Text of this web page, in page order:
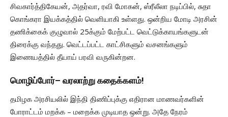
சிவகார்த்திகேயன், அதர்வா, ரவி மோகன், ஸ்ரீலீலா நடிப்பில், சுதா
கொங்கரா இயக்கத்தில் வெளியாகி உள்ளது. ஒன்றிய மோடி அரசின்
தணிக்கைக் குழுவால் 25க்கும் மேற்பட்ட வெட்டுக்காயங்களுடன்
திரைக்கு வந்தது. வெட்டப்பட்ட காட்சிகளும் வசனங்களும்
இணையத்தில் தீயாய் பரவி வருகின்றன.
மொழிப்போர்– வரலாற்று கதைக்களம்!
தமிழக அரசியலில் இந்தி திணிப்புக்கு எதிரான மாணவர்களின்
போராட்டம் மறக்க – மறைக்க முடியாத ஒன்று. அதே நேரம்